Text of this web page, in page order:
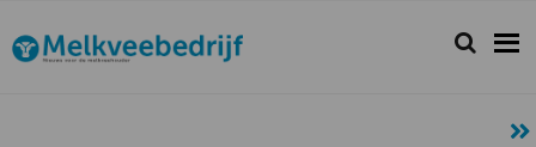
de
hoofdnavigatie
de
hoofd
de
eerste
de
voettekst
Melkveebedrijf.nl Zoeken...
Zoek